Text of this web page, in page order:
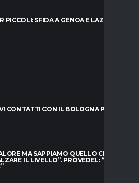
PICCOLI: SFIDA A GENOA E LAZIO,
CONTATTI CON IL BOLOGNA PER IL
MA SAPPIAMO QUELLO CHE
IL LIVELLO”. PROVEDEL: “MESE